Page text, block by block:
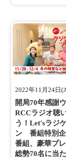
2022年11月24日(
開局70年感謝
RCCラジオ聴
う！Let'sラジ
ン 番組特別企
番組、豪華プ
総勢70名に当